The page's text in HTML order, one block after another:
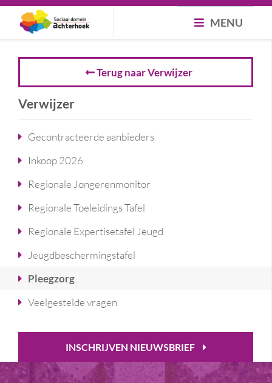
MENU
Terug naar Verwijzer
Verwijzer
Gecontracteerde aanbieders
Inkoop 2026
Regionale Jongerenmonitor
Regionale Toeleidings Tafel
Regionale Expertisetafel Jeugd
Jeugdbeschermingstafel
Pleegzorg
Veelgestelde vragen
INSCHRIJVEN NIEUWSBRIEF